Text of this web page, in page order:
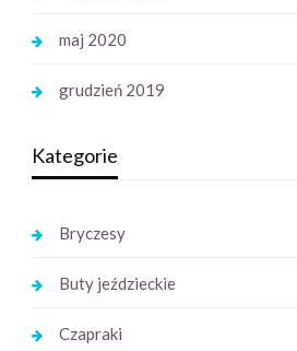
maj 2020
grudzień 2019
Kategorie
Bryczesy
Buty jeździeckie
Czapraki